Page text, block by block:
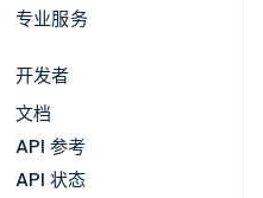
专业服务
开发者
文档
API 参考
API 状态